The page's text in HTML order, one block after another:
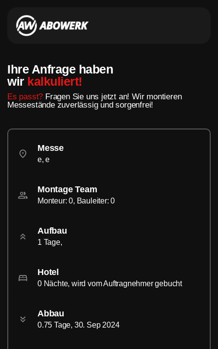
Ihre Anfrage haben
wir kalkuliert!
Es passt? Fragen Sie uns jetzt an! Wir montieren
Messestände zuverlässig und sorgenfrei!
Messe
e, e
Montage Team
Monteur: 0, Bauleiter: 0
Aufbau
1 Tage,
Hotel
0 Nächte, wird vom Auftragnehmer gebucht
Abbau
0.75 Tage, 30. Sep 2024